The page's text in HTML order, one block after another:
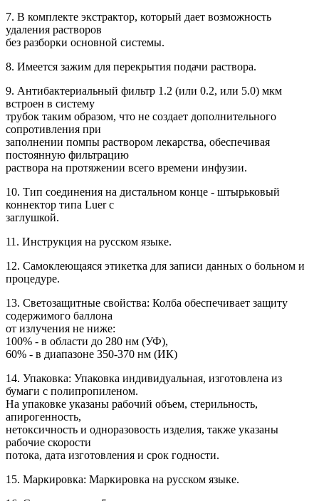
7. В комплекте экстрактор, который дает возможность
удаления растворов
без разборки основной системы.
8. Имеется зажим для перекрытия подачи раствора.
9. Антибактериальный фильтр 1.2 (или 0.2, или 5.0) мкм
встроен в систему
трубок таким образом, что не создает дополнительного
сопротивления при
заполнении помпы раствором лекарства, обеспечивая
постоянную фильтрацию
раствора на протяжении всего времени инфузии.
10. Тип соединения на дистальном конце - штырьковый
коннектор типа Luer с
заглушкой.
11. Инструкция на русском языке.
12. Самоклеющаяся этикетка для записи данных о больном и
процедуре.
13. Светозащитные свойства: Колба обеспечивает защиту
содержимого баллона
от излучения не ниже:
100% - в области до 280 нм (УФ),
60% - в диапазоне 350-370 нм (ИК)
14. Упаковка: Упаковка индивидуальная, изготовлена из
бумаги с полипропиленом.
На упаковке указаны рабочий объем, стерильность,
апирогенность,
нетоксичность и одноразовость изделия, также указаны
рабочие скорости
потока, дата изготовления и срок годности.
15. Маркировка: Маркировка на русском языке.